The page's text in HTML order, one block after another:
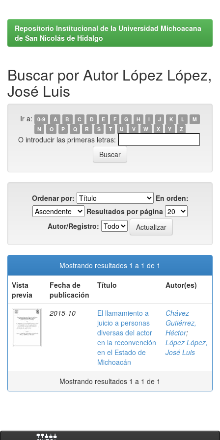
Repositorio Institucional de la Universidad Michoacana
de San Nicolás de Hidalgo
Buscar por Autor López López,
José Luis
Ir a: 0-9 A B C D E F G H I J K L
M
N
O P Q R S T U V W X Y Z
O introducir las primeras letras:
Ordenar por:
En orden:
Resultados por página
Autor/Registro:
Mostrando resultados 1 a 1 de 1
Vista
previa
Fecha de
publicación
Título Autor(es)
2015-10
El llamamiento a
juicio a personas
diversas del actor
en la reconvención
en el Estado de
Michoacán
Chávez
Gutiérrez,
Héctor;
López López,
José Luis
Mostrando resultados 1 a 1 de 1